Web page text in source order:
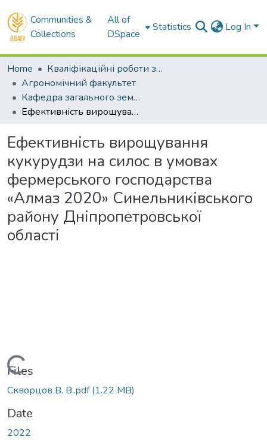
Communities &
Collections
All of
DSpace
Statistics Log In
Home
Кваліфікаційні роботи здобувачів вищої освіти
Агрономічний факультет
Кафедра загального землеробства та ґрунтознавства . Магістри
Ефективність вирощування кукурудзи на силос в умовах фермерського господарства «Алмаз 2020» Синельниківського району Дніпропетровської області
Ефективність вирощування
кукурудзи на силос в умовах
фермерського господарства
«Алмаз 2020» Синельниківського
району Дніпропетровської
області
Loading...
Files
Скворцов В. В..pdf(1.22 MB)
Date
2022